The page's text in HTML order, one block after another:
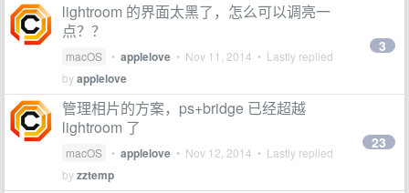
lightroom 的界面太黑了，怎么可以调亮一
点？？
macOS • applelove • Nov 11, 2014 • Lastly replied
byapplelove
3
管理相片的方案，ps+bridge 已经超越
lightroom 了
macOS • applelove • Nov 12, 2014 • Lastly replied
byzztemp
23